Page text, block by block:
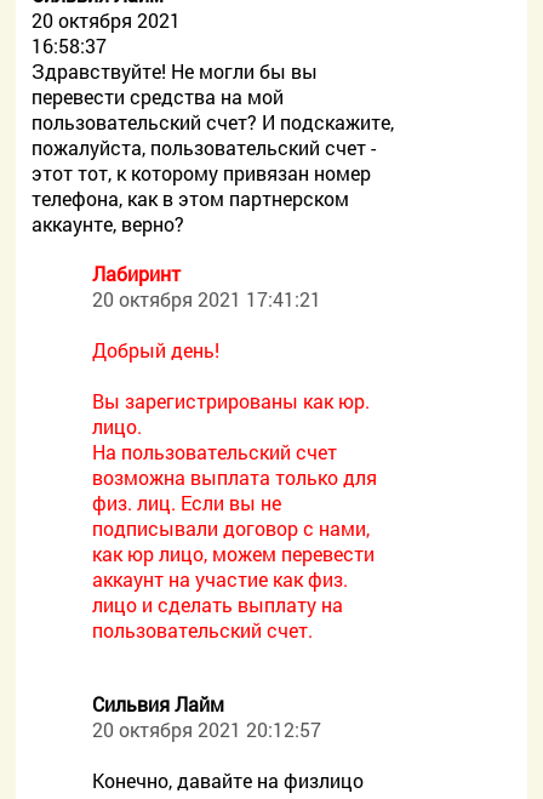
20 октября 2021
16:58:37
Здравствуйте! Не могли бы вы
перевести средства на мой
пользовательский счет? И подскажите,
пожалуйста, пользовательский счет -
этот тот, к которому привязан номер
телефона, как в этом партнерском
аккаунте, верно?
Лабиринт
20 октября 2021 17:41:21
Добрый день!
Вы зарегистрированы как юр.
лицо.
На пользовательский счет
возможна выплата только для
физ. лиц. Если вы не
подписывали договор с нами,
как юр лицо, можем перевести
аккаунт на участие как физ.
лицо и сделать выплату на
пользовательский счет.
Сильвия Лайм
20 октября 2021 20:12:57
Конечно, давайте на физлицо